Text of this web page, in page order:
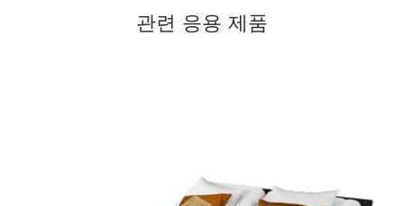
관련 응용 제품